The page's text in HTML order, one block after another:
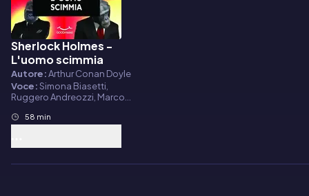
Audiolibro
Sherlock Holmes -
L'uomo scimmia
Autore:Arthur Conan Doyle
Voce:Simona Biasetti,
Ruggero Andreozzi, Marco
58 min